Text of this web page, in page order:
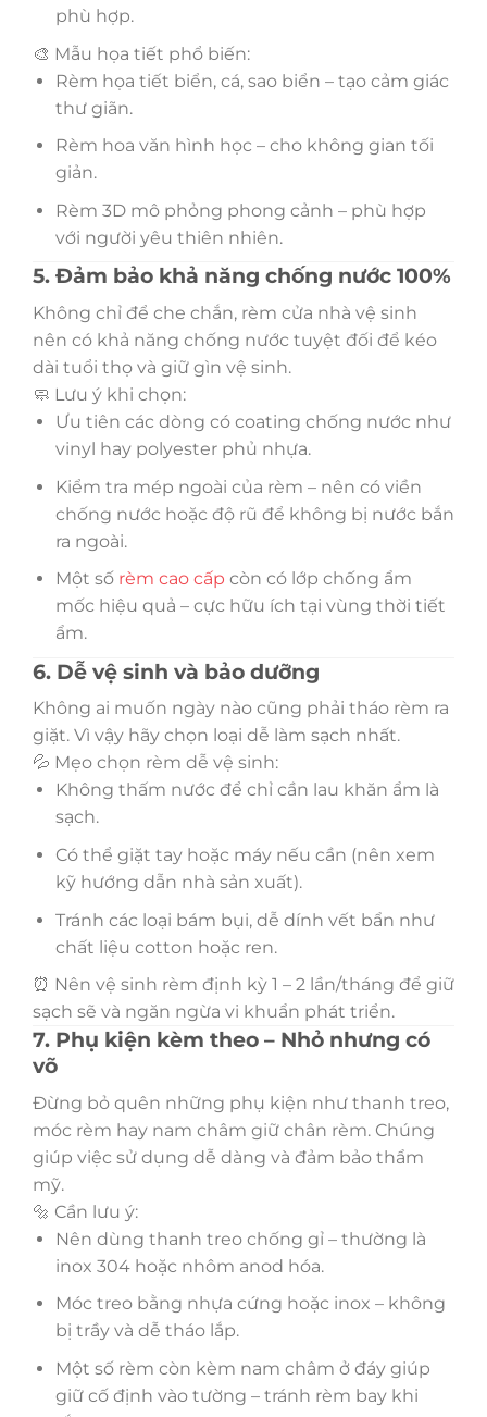
phù hợp.
🎨 Mẫu họa tiết phổ biến:
Rèm họa tiết biển, cá, sao biển – tạo cảm giác
thư giãn.
Rèm hoa văn hình học – cho không gian tối
giản.
Rèm 3D mô phỏng phong cảnh – phù hợp
với người yêu thiên nhiên.
5. Đảm bảo khả năng chống nước 100%
Không chỉ để che chắn, rèm cửa nhà vệ sinh
nên có khả năng chống nước tuyệt đối để kéo
dài tuổi thọ và giữ gìn vệ sinh.
🧼 Lưu ý khi chọn:
Ưu tiên các dòng có coating chống nước như
vinyl hay polyester phủ nhựa.
Kiểm tra mép ngoài của rèm – nên có viền
chống nước hoặc độ rũ để không bị nước bắn
ra ngoài.
Một số rèm cao cấp còn có lớp chống ẩm
mốc hiệu quả – cực hữu ích tại vùng thời tiết
ẩm.
6. Dễ vệ sinh và bảo dưỡng
Không ai muốn ngày nào cũng phải tháo rèm ra
giặt. Vì vậy hãy chọn loại dễ làm sạch nhất.
💦 Mẹo chọn rèm dễ vệ sinh:
Không thấm nước để chỉ cần lau khăn ẩm là
sạch.
Có thể giặt tay hoặc máy nếu cần (nên xem
kỹ hướng dẫn nhà sản xuất).
Tránh các loại bám bụi, dễ dính vết bẩn như
chất liệu cotton hoặc ren.
⏰ Nên vệ sinh rèm định kỳ 1 – 2 lần/tháng để giữ
sạch sẽ và ngăn ngừa vi khuẩn phát triển.
7. Phụ kiện kèm theo – Nhỏ nhưng có
võ
Đừng bỏ quên những phụ kiện như thanh treo,
móc rèm hay nam châm giữ chân rèm. Chúng
giúp việc sử dụng dễ dàng và đảm bảo thẩm
mỹ.
🔩 Cần lưu ý:
Nên dùng thanh treo chống gỉ – thường là
inox 304 hoặc nhôm anod hóa.
Móc treo bằng nhựa cứng hoặc inox – không
bị trầy và dễ tháo lắp.
Một số rèm còn kèm nam châm ở đáy giúp
giữ cố định vào tường – tránh rèm bay khi